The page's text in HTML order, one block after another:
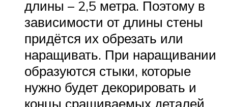
длины – 2,5 метра. Поэтому в
зависимости от длины стены
придётся их обрезать или
наращивать. При наращивании
образуются стыки, которые
нужно будет декорировать и
концы сращиваемых деталей